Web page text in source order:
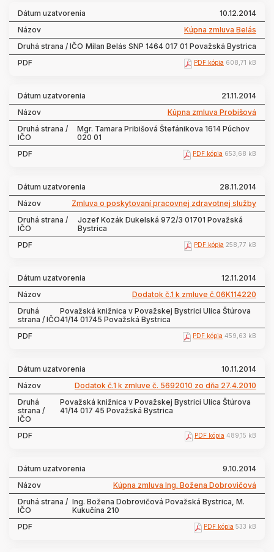
10.12.2014
Kúpna zmluva Belás
Milan Belás SNP 1464 017 01 Považská Bystrica
PDF kópia 608,71 kB
21.11.2014
Kúpna zmluva Probišová
Mgr. Tamara Pribišová Štefánikova 1614 Púchov
020 01
PDF kópia 653,68 kB
28.11.2014
Zmluva o poskytovaní pracovnej zdravotnej služby
Jozef Kozák Dukelská 972/3 01701 Považská
Bystrica
PDF kópia 258,77 kB
12.11.2014
Dodatok č.1 k zmluve č.06K114220
Považská knižnica v Považskej Bystrici Ulica Štúrova
41/14 01745 Považská Bystrica
PDF kópia 459,63 kB
10.11.2014
Dodatok č.1 k zmluve č. 5692010 zo dňa 27.4.2010
Považská knižnica v Považskej Bystrici Ulica Štúrova
41/14 017 45 Považská Bystrica
PDF kópia 489,15 kB
9.10.2014
Kúpna zmluva Ing. Božena Dobrovičová
Ing. Božena Dobrovičová Považská Bystrica, M.
Kukučína 210
PDF kópia 533 kB